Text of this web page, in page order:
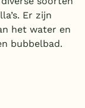
Er zijn
het water en
bubbelbad.